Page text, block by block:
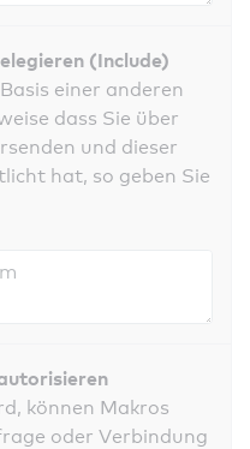
(Include)
einer anderen
dass Sie über
und dieser
hat, so geben Sie
können Makros
oder Verbindung